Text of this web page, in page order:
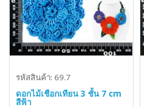
รหัสสินค้า: 69.7
ดอกไม้เชือกเทียน 3 ชั้น 7 cm
สีฟ้า